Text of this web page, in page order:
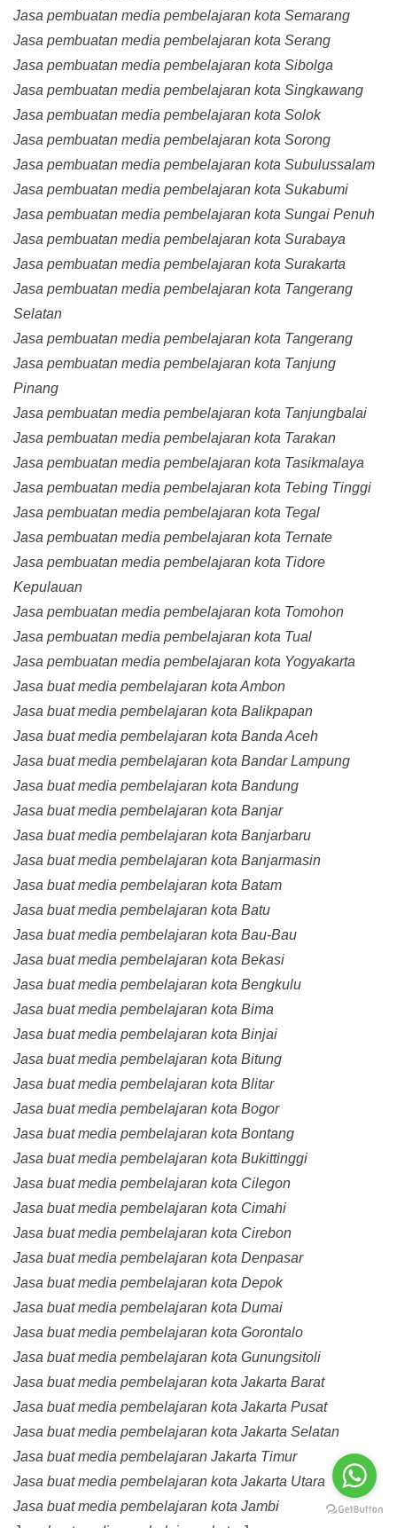
Jasa pembuatan media pembelajaran kota Semarang
Jasa pembuatan media pembelajaran kota Serang
Jasa pembuatan media pembelajaran kota Sibolga
Jasa pembuatan media pembelajaran kota Singkawang
Jasa pembuatan media pembelajaran kota Solok
Jasa pembuatan media pembelajaran kota Sorong
Jasa pembuatan media pembelajaran kota Subulussalam
Jasa pembuatan media pembelajaran kota Sukabumi
Jasa pembuatan media pembelajaran kota Sungai Penuh
Jasa pembuatan media pembelajaran kota Surabaya
Jasa pembuatan media pembelajaran kota Surakarta
Jasa pembuatan media pembelajaran kota Tangerang
Selatan
Jasa pembuatan media pembelajaran kota Tangerang
Jasa pembuatan media pembelajaran kota Tanjung
Pinang
Jasa pembuatan media pembelajaran kota Tanjungbalai
Jasa pembuatan media pembelajaran kota Tarakan
Jasa pembuatan media pembelajaran kota Tasikmalaya
Jasa pembuatan media pembelajaran kota Tebing Tinggi
Jasa pembuatan media pembelajaran kota Tegal
Jasa pembuatan media pembelajaran kota Ternate
Jasa pembuatan media pembelajaran kota Tidore
Kepulauan
Jasa pembuatan media pembelajaran kota Tomohon
Jasa pembuatan media pembelajaran kota Tual
Jasa pembuatan media pembelajaran kota Yogyakarta
Jasa buat media pembelajaran kota Ambon
Jasa buat media pembelajaran kota Balikpapan
Jasa buat media pembelajaran kota Banda Aceh
Jasa buat media pembelajaran kota Bandar Lampung
Jasa buat media pembelajaran kota Bandung
Jasa buat media pembelajaran kota Banjar
Jasa buat media pembelajaran kota Banjarbaru
Jasa buat media pembelajaran kota Banjarmasin
Jasa buat media pembelajaran kota Batam
Jasa buat media pembelajaran kota Batu
Jasa buat media pembelajaran kota Bau-Bau
Jasa buat media pembelajaran kota Bekasi
Jasa buat media pembelajaran kota Bengkulu
Jasa buat media pembelajaran kota Bima
Jasa buat media pembelajaran kota Binjai
Jasa buat media pembelajaran kota Bitung
Jasa buat media pembelajaran kota Blitar
Jasa buat media pembelajaran kota Bogor
Jasa buat media pembelajaran kota Bontang
Jasa buat media pembelajaran kota Bukittinggi
Jasa buat media pembelajaran kota Cilegon
Jasa buat media pembelajaran kota Cimahi
Jasa buat media pembelajaran kota Cirebon
Jasa buat media pembelajaran kota Denpasar
Jasa buat media pembelajaran kota Depok
Jasa buat media pembelajaran kota Dumai
Jasa buat media pembelajaran kota Gorontalo
Jasa buat media pembelajaran kota Gunungsitoli
Jasa buat media pembelajaran kota Jakarta Barat
Jasa buat media pembelajaran kota Jakarta Pusat
Jasa buat media pembelajaran kota Jakarta Selatan
Jasa buat media pembelajaran Jakarta Timur
Jasa buat media pembelajaran kota Jakarta Utara
Jasa buat media pembelajaran kota Jambi